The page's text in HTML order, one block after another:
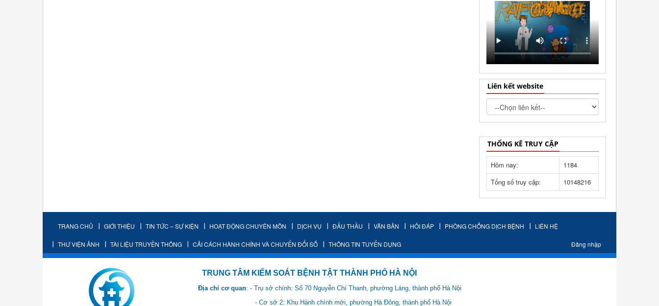
Liên kết website
THỐNG KÊ TRUY CẬP
Hôm nay:
1184
Tổng số truy cập:
10148216
TRANG CHỦ GIỚI THIỆU TIN TỨC – SỰ KIỆN HOẠT ĐỘNG CHUYÊN MÔN DỊCH VỤ ĐẤU THẦU VĂN BẢN HỎI ĐÁP PHÒNG CHỐNG DỊCH BỆNH LIÊN HỆ
THƯ VIỆN ẢNH TÀI LIỆU TRUYỀN THÔNG CẢI CÁCH HÀNH CHÍNH VÀ CHUYỂN ĐỔI SỐ THÔNG TIN TUYỂN DỤNG Đăng nhập
TRUNG TÂM KIỂM SOÁT BỆNH TẬT THÀNH PHỐ HÀ NỘI
Địa chỉ cơ quan: - Trụ sở chính: Số 70 Nguyễn Chí Thanh, phường Láng, thành phố Hà Nội
- Cơ sở 2: Khu Hành chính mới, phường Hà Đông, thành phố Hà Nội